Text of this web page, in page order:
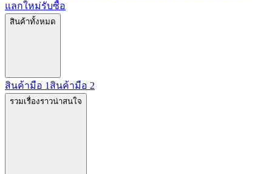
แลกใหม่รับซื้อ
สินค้าทั้งหมด
สินค้ามือ 1 สินค้ามือ 2
รวมเรื่องราวน่าสนใจ